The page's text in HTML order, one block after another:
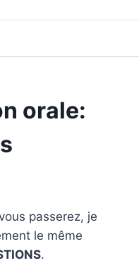
orale:
passerez, je
le même
.